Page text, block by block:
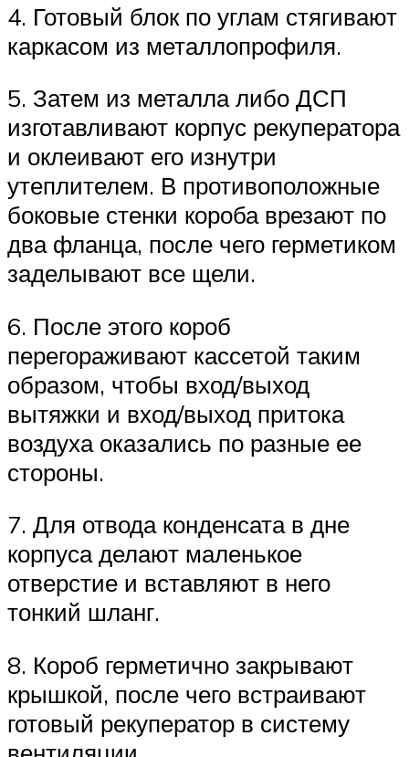
4. Готовый блок по углам стягивают
каркасом из металлопрофиля.
5. Затем из металла либо ДСП
изготавливают корпус рекуператора
и оклеивают его изнутри
утеплителем. В противоположные
боковые стенки короба врезают по
два фланца, после чего герметиком
заделывают все щели.
6. После этого короб
перегораживают кассетой таким
образом, чтобы вход/выход
вытяжки и вход/выход притока
воздуха оказались по разные ее
стороны.
7. Для отвода конденсата в дне
корпуса делают маленькое
отверстие и вставляют в него
тонкий шланг.
8. Короб герметично закрывают
крышкой, после чего встраивают
готовый рекуператор в систему